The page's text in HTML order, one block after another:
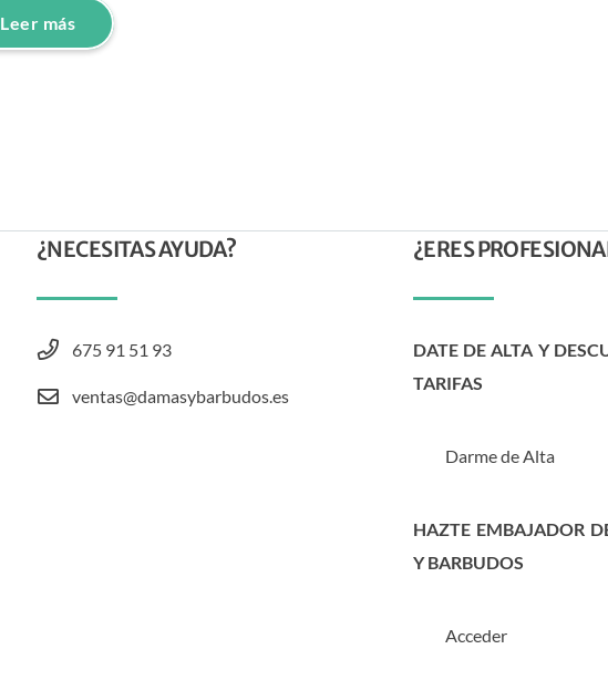
Leer más
¿NECESITAS AYUDA?
675 91 51 93
ventas@damasybarbudos.es
¿ERES
DATE DE ALTA Y
TARIFAS
Darme de Alta
HAZTE EMBAJADOR
Y BARBUDOS
Acceder